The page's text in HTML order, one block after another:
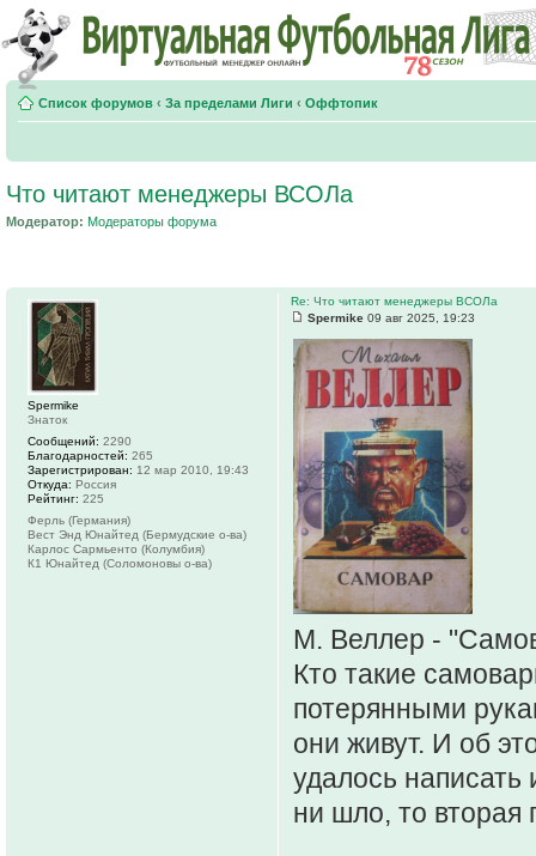
Список форумов ‹ За пределами Лиги ‹ Оффтопик
Что читают менеджеры ВСОЛа
Модератор: Модераторы форума
Re: Что читают менеджеры ВСОЛа
Spermike 09 авг 2025, 19:23
М. Веллер -
Кто такие
потерянными
они живут. И об
удалось написать
ни шло, то вторая
Spermike
Знаток
Сообщений: 2290
Благодарностей: 265
Зарегистрирован: 12 мар 2010, 19:43
Откуда: Россия
Рейтинг: 225
Ферль (Германия)
Вест Энд Юнайтед (Бермудские о-ва)
Карлос Сармьенто (Колумбия)
К1 Юнайтед (Соломоновы о-ва)